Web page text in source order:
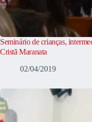
Seminário de crianças,
Cristã Maranata
02/04/2019